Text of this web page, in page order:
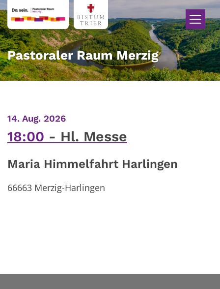
Zum Inhalt springen
Pastoraler Raum Merzig
14. Aug. 2026:
18:00 Hl. Messe
Maria Himmelfahrt Harlingen
66663 Merzig-Harlingen